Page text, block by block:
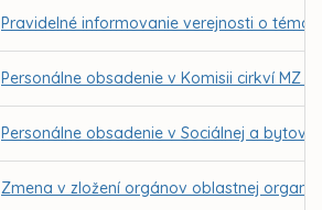
Pravidelné informovanie verejnosti o
Personálne obsadenie v Komisii cirkví MZ v
Personálne obsadenie v Sociálnej a
Zmena v zložení orgánov oblastnej